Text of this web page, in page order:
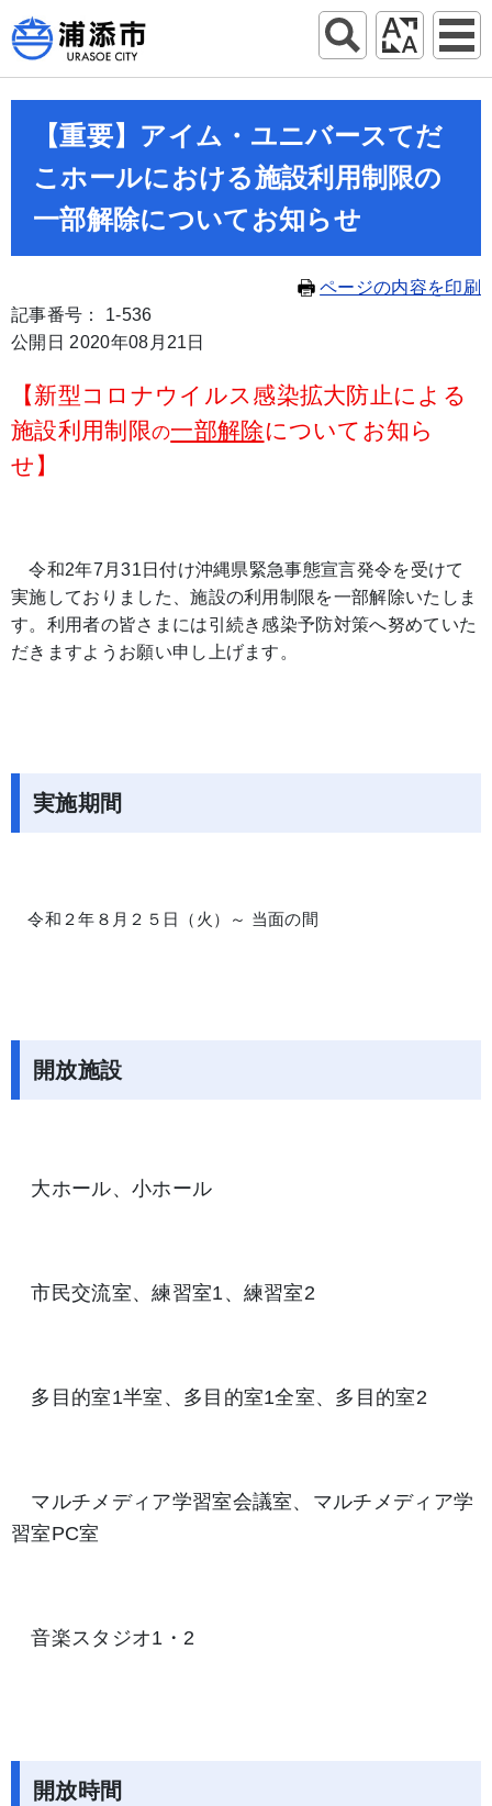
【重要】アイム・ユニバースてだ
こホールにおける施設利用制限の
一部解除についてお知らせ
ページの内容を印刷
記事番号： 1-536
公開日 2020年08月21日
【新型コロナウイルス感染拡大防止による
施設利用制限の一部解除についてお知ら
せ】
令和2年7月31日付け沖縄県緊急事態宣言発令を受けて
実施しておりました、施設の利用制限を一部解除いたしま
す。利用者の皆さまには引続き感染予防対策へ努めていた
だきますようお願い申し上げます。
実施期間
令和２年８月２５日（火）～ 当面の間
開放施設
大ホール、小ホール
市民交流室、練習室1、練習室2
多目的室1半室、多目的室1全室、多目的室2
マルチメディア学習室会議室、マルチメディア学
習室PC室
音楽スタジオ1・2
開放時間